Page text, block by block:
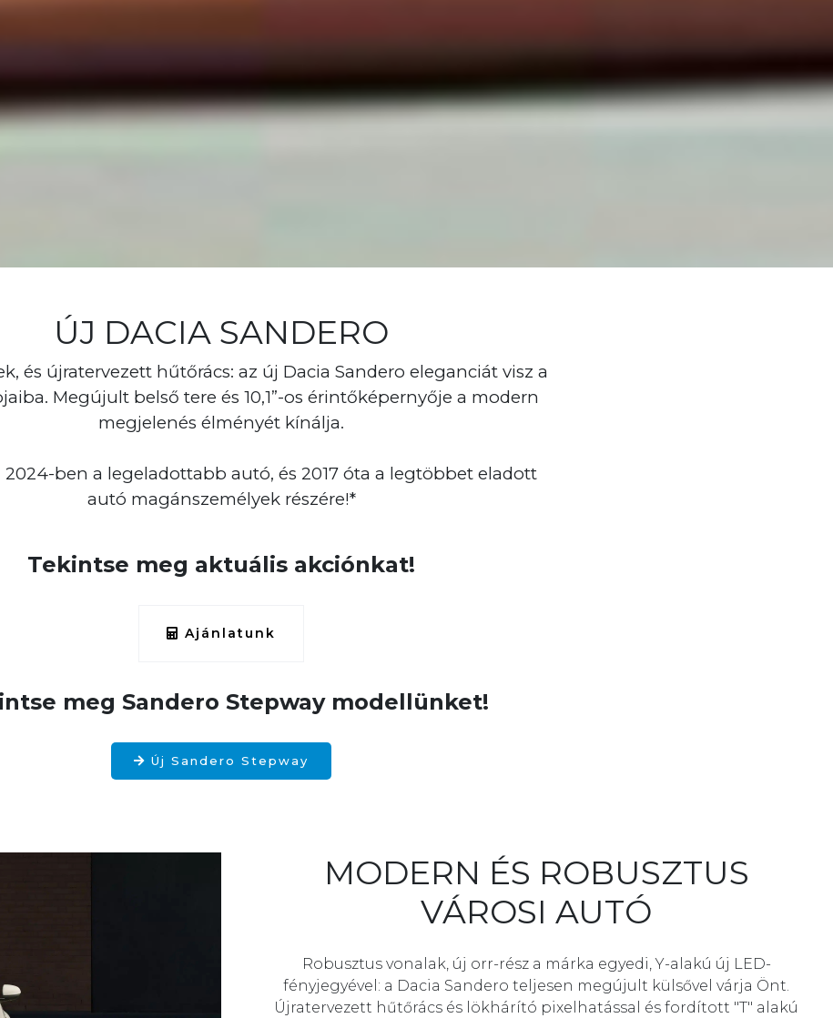
ÚJ DACIA SANDERO
és újratervezett hűtőrács: az új Dacia Sandero eleganciát visz a
Megújult belső tere és 10,1”-os érintőképernyője a modern
megjelenés élményét kínálja.
ben a legeladottabb autó, és 2017 óta a legtöbbet eladott
autó magánszemélyek részére!*
Tekintse meg aktuális akciónkat!
Ajánlatunk
meg Sandero Stepway modellünket!
Új Sandero Stepway
MODERN ÉS ROBUSZTUS
VÁROSI AUTÓ
Robusztus vonalak, új orr-rész a márka egyedi, Y-alakú új LED-
fényjegyével: a Dacia Sandero teljesen megújult külsővel várja Önt.
Újratervezett hűtőrács és lökhárító pixelhatással és fordított "T" alakú